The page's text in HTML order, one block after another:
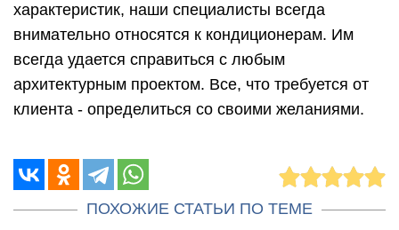
характеристик, наши специалисты всегда
внимательно относятся к кондиционерам. Им
всегда удается справиться с любым
архитектурным проектом. Все, что требуется от
клиента - определиться со своими желаниями.
ПОХОЖИЕ СТАТЬИ ПО ТЕМЕ